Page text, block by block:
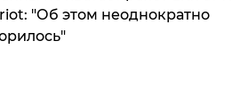
"Об этом неоднократно